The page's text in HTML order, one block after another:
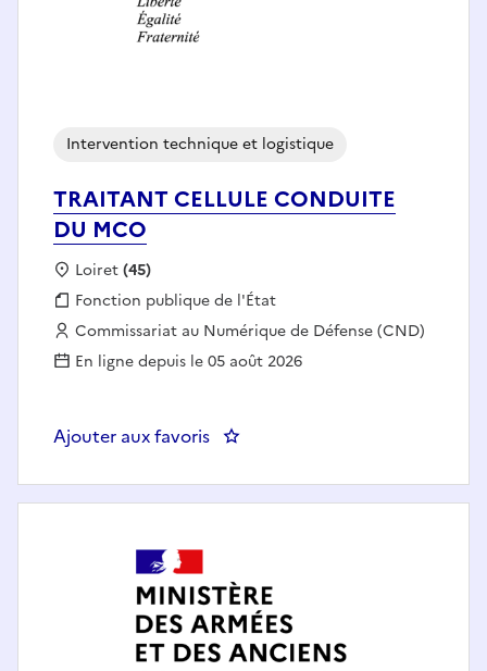
TRAITANT CELLULE CONDUITE
DU MCO
Intervention technique et logistique
Localisation :
Loiret(45)
Fonction publique :
Fonction publique de l'État
Employeur :
Commissariat au Numérique de Défense (CND)
En ligne depuis le 05 août 2026
Ajouter aux favoris : TRAITANT CELLULE